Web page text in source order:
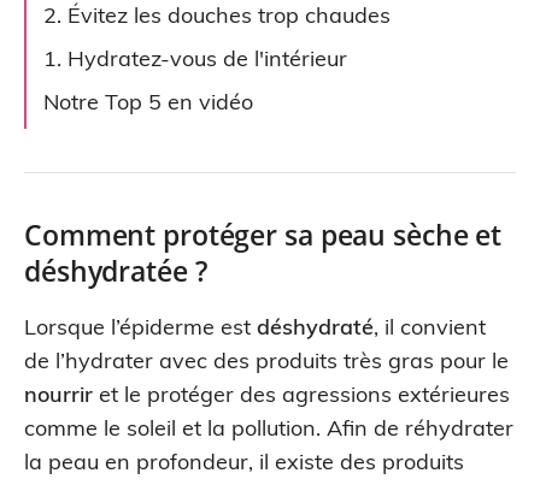
2. Évitez les douches trop chaudes
1. Hydratez-vous de l'intérieur
Notre Top 5 en vidéo
Comment protéger sa peau sèche et
déshydratée ?
Lorsque l’épiderme est déshydraté, il convient
de l’hydrater avec des produits très gras pour le
nourrir et le protéger des agressions extérieures
comme le soleil et la pollution. Afin de réhydrater
la peau en profondeur, il existe des produits